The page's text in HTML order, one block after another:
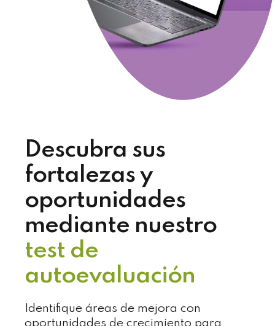
Descubra sus
fortalezas y
oportunidades
mediante nuestro
test de
autoevaluación
Identifique áreas de mejora con